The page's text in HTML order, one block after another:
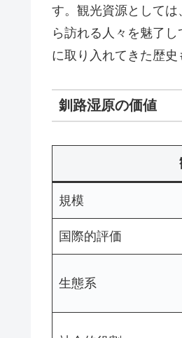
す。観光資源として
ら訪れる人々を魅了
に取り入れてきた歴史
釧路湿原の価値
規模
国際的評価
生態系